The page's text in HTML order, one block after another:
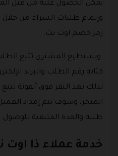
يمكن الحصول عليه من قبل
وإتمام طلبات الشراء من
رمز خصم اوت نت.
ويستطيع المشتري تتبع
كتابة رقم الطلب والبريد
لذلك بعد النقر فوق أيقونة
المتجر، وسوف يتم إمداد
طلبه والمدة المتبقية للوصول.
خدمة عملاء ذا اوت